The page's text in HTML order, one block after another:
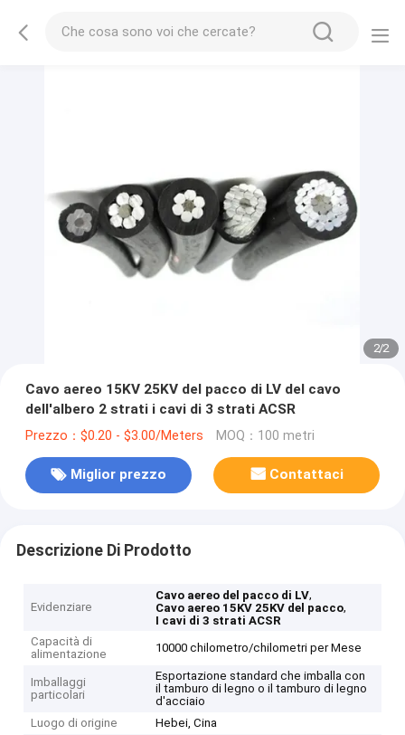
2/2
Cavo aereo 15KV 25KV del pacco di LV del cavo
dell'albero 2 strati i cavi di 3 strati ACSR
Prezzo：$0.20 - $3.00/Meters MOQ：100 metri
Miglior prezzo Contattaci
Descrizione Di Prodotto
Evidenziare
Cavo aereo del pacco di LV,
Cavo aereo 15KV 25KV del pacco,
I cavi di 3 strati ACSR
Capacità di
alimentazione
10000 chilometro/chilometri per Mese
Imballaggi
particolari
Esportazione standard che imballa con
il tamburo di legno o il tamburo di legno
d'acciaio
Luogo di origine
Hebei, Cina